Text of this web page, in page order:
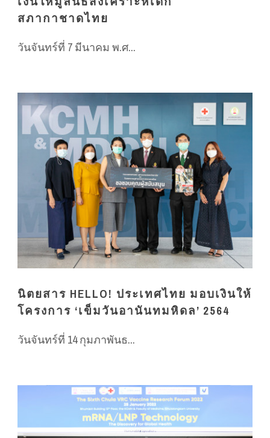
สภากาชาดไทย
วันจันทร์ที่ 7 มีนาคม พ.ศ...
นิตยสาร HELLO! ประเทศไทย มอบเงินให้
โครงการ ‘เข็มวันอานันทมหิดล’ 2564
วันจันทร์ที่ 14 กุมภาพันธ...